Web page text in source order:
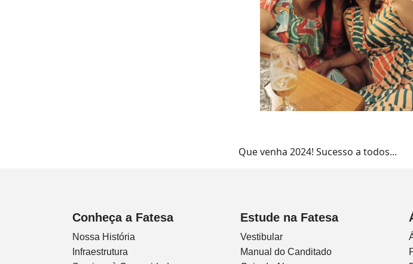
Que venha 2024! Sucesso a todos...
Conheça a Fatesa
Nossa História
Infraestrutura
Estude na Fatesa
Vestibular
Manual do Canditado